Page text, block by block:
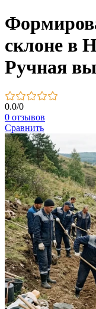
склоне в
Ручная
0.0/0
0 отзывов
Сравнить